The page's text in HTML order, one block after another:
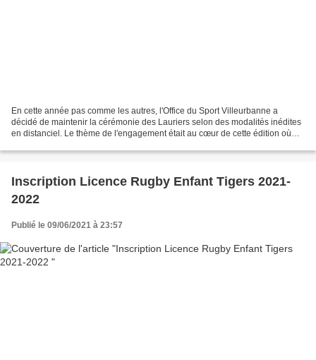
En cette année pas comme les autres, l'Office du Sport Villeurbanne a
décidé de maintenir la cérémonie des Lauriers selon des modalités inédites
en distanciel. Le thème de l'engagement était au cœur de cette édition où
Inscription Licence Rugby Enfant Tigers 2021-
2022
Publié le 09/06/2021 à 23:57